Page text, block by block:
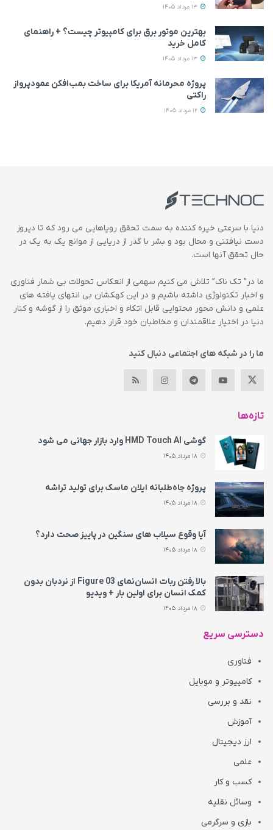
بهترین موتور برق برای کامپیوتر چیست؟ + راهنمای
کامل خرید
پروژه محرمانه آمریکا برای ساخت بمب‌افکن عمودپرواز
راکتی
دنیا با سرعتی خیره کننده به سمت تحقق رویاهایی می رود که تا دیروز
دست نیافتنی و محال بود و بشر با گذر از دریایی از موانع یک به یک در
حال تحقق آنها است.
ما در” تک ناک” تلاش می کنیم سهمی از انعکاس تحولات بی شمار فناوری
و اخبار تکنولوژی داشته باشیم و در این کهکشان بی انتهای یافته های
علمی و دانش محور محتوایی قابل اتکاء و اخباری موثق را از گوشه و کنار
دنیا در اختیار علاقمندان و مخاطبان خود قرار دهیم.
ما را در شبکه های اجتماعی دنبال کنید
تازه‌ها
گوشی HMD Touch AI وارد بازار جهانی می‌ شود
پروژه جاه‌طلبانه ایلان ماسک برای تولید تراشه
آیا وقوع سیلاب های سنگین در پاییز صحت دارد؟
بالا رفتن ربات انسان‌نمای Figure 03 از نردبان بدون
کمک انسان برای اولین بار + ویدیو
دسترسی سریع
فناوری
کامپیوتر و موبایل
نقد و بررسی
آموزش
ارز دیجیتال
علمی
کسب و کار
وسائل نقلیه
بازی و سرگرمی